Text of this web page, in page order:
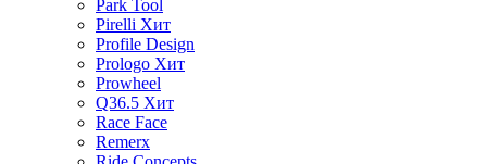
Park Tool
Pirelli Хит
Profile Design
Prologo Хит
Prowheel
Q36.5 Хит
Race Face
Remerx